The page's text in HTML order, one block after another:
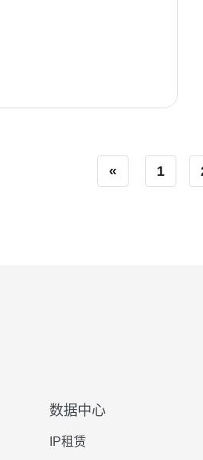
« 1
数据中心
IP租赁